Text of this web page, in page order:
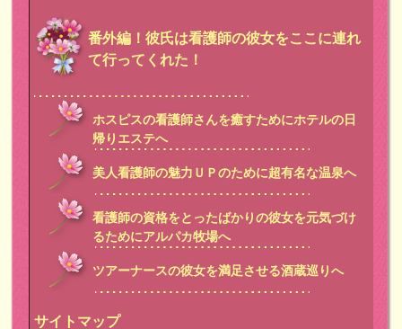
番外編！彼氏は看護師の彼女をここに連れ
て行ってくれた！
ホスピスの看護師さんを癒すためにホテルの日
帰りエステへ
美人看護師の魅力ＵＰのために超有名な温泉へ
看護師の資格をとったばかりの彼女を元気づけ
るためにアルパカ牧場へ
ツアーナースの彼女を満足させる酒蔵巡りへ
サイトマップ